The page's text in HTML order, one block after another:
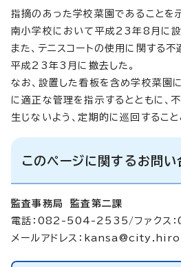
指摘のあった学校菜園であることを
南小学校において平成23年8月に設
また、テニスコートの使用に関する不
平成23年3月に撤去した。
なお、設置した看板を含め学校菜園
に適正な管理を指示するとともに、
生じないよう、定期的に巡回すること
このページに関するお問い
監査事務局 監査第二課
電話：082-504-2535/ファク
メールアドレス：